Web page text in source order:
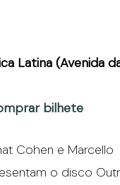
Latina (Avenida
bilhete
Cohen e Marcello
o disco